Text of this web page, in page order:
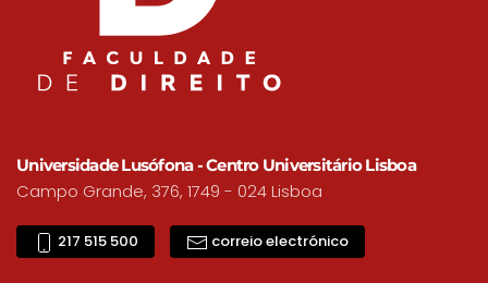
Universidade Lusófona - Centro Universitário Lisboa
Campo Grande, 376, 1749 - 024 Lisboa
217 515 500 correio electrónico